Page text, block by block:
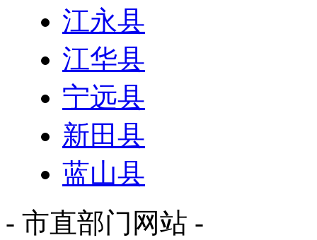
江永县
江华县
宁远县
新田县
蓝山县
- 市直部门网站 -